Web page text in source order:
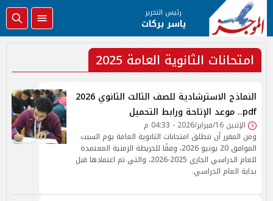
رئيس التحرير
ياسر بركات
امتحانات الثانوية العامة 2025
النماذج الاسترشادية للصف الثالث الثانوي 2026
pdf.. موعد الإتاحة ورابط التحميل
الإثنين 16/فبراير/2026 - 04:33 م
ومن المقرر أن تنطلق امتحانات الثانوية العامة يوم السبت
الموافق 20 يونيو 2026، وفقًا للخريطة الزمنية المعتمدة
للعام الدراسي الجاري 2025-2026، والتي تم اعتمادها قبل
بداية العام الدراسي.